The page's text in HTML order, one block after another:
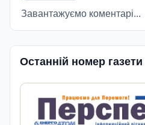
Завантажуємо коментарі...
Останній номер газети